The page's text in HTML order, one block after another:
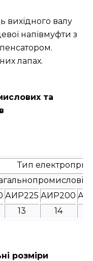
вихідного валу
напівмуфти з
лапах.
та
Тип
АИР225 АИР200
13 14
розміри